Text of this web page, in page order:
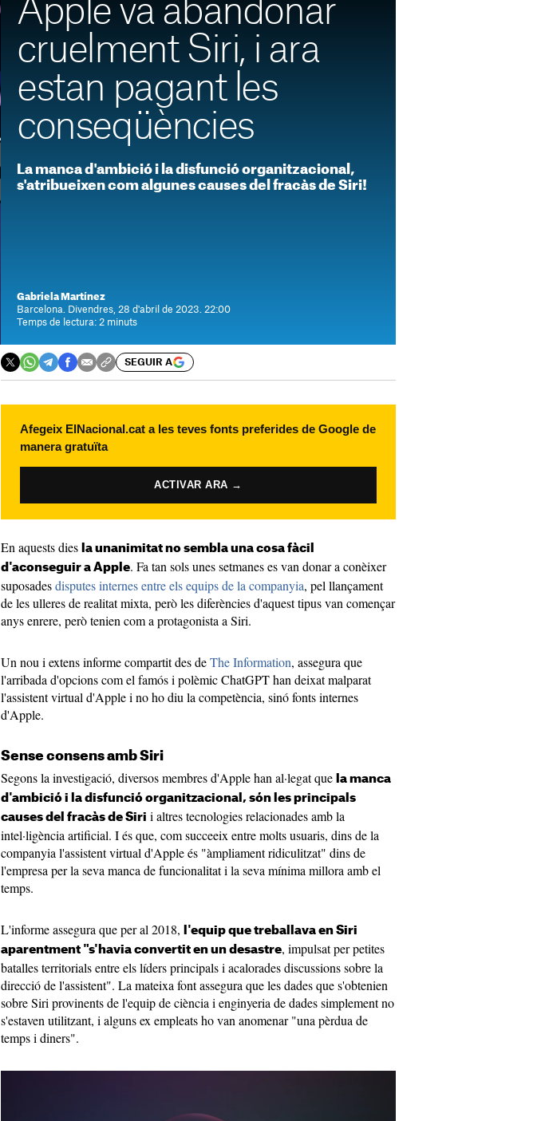
Apple va abandonar
cruelment Siri, i ara
estan pagant les
conseqüències
La manca d'ambició i la disfunció organitzacional,
s'atribueixen com algunes causes del fracàs de Siri!
Gabriela Martínez
Barcelona. Divendres, 28 d'abril de 2023. 22:00
Temps de lectura: 2 minuts
SEGUIR A
Afegeix ElNacional.cat a les teves fonts preferides de Google de
manera gratuïta
ACTIVAR ARA →
En aquests dies la unanimitat no sembla una cosa fàcil
d'aconseguir a Apple. Fa tan sols unes setmanes es van donar a conèixer
suposadesdisputes internes entre els equips de la companyia, pel llançament
de les ulleres de realitat mixta, però les diferències d'aquest tipus van començar
anys enrere, però tenien com a protagonista a Siri.
Un nou i extens informe compartit des deThe Information, assegura que
l'arribada d'opcions com el famós i polèmic ChatGPT han deixat malparat
l'assistent virtual d'Apple i no ho diu la competència, sinó fonts internes
d'Apple.
Sense consens amb Siri
Segons la investigació, diversos membres d'Apple han al·legat que la manca
d'ambició i la disfunció organitzacional, són les principals
causes del fracàs de Siri i altres tecnologies relacionades amb la
intel·ligència artificial. I és que, com succeeix entre molts usuaris, dins de la
companyia l'assistent virtual d'Apple és "àmpliament ridiculitzat" dins de
l'empresa per la seva manca de funcionalitat i la seva mínima millora amb el
temps.
L'informe assegura que per al 2018,
l'equip que treballava en ‌Siri‌
aparentment "s'havia convertit en un desastre, impulsat per petites
batalles territorials entre els líders principals i acalorades discussions sobre la
direcció de l'assistent". La mateixa font assegura que les dades que s'obtenien
sobre ‌Siri‌ provinents de l'equip de ciència i enginyeria de dades simplement no
s'estaven utilitzant, i alguns ex empleats ho van anomenar "una pèrdua de
temps i diners".